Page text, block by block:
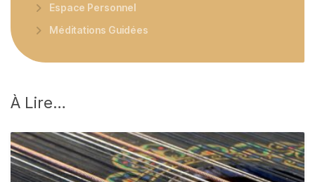
Espace Personnel
Méditations Guidées
À Lire…